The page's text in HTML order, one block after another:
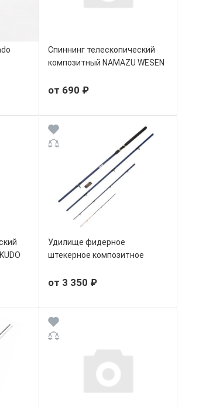
Спиннинг телескопический
композитный NAMAZU WESEN
от 690 ₽
Удилище фидерное
штекерное композитное
от 3 350 ₽